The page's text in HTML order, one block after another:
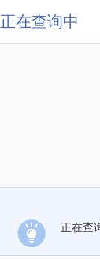
正在查询中
正在查